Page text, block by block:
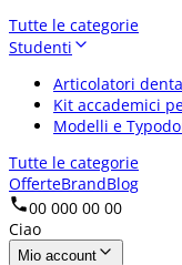
Tutte le categorie
Studenti
Articolatori
Kit accademici
Modelli e
Tutte le categorie
OfferteBrandBlog
00 000 00 00
Ciao
Mio account